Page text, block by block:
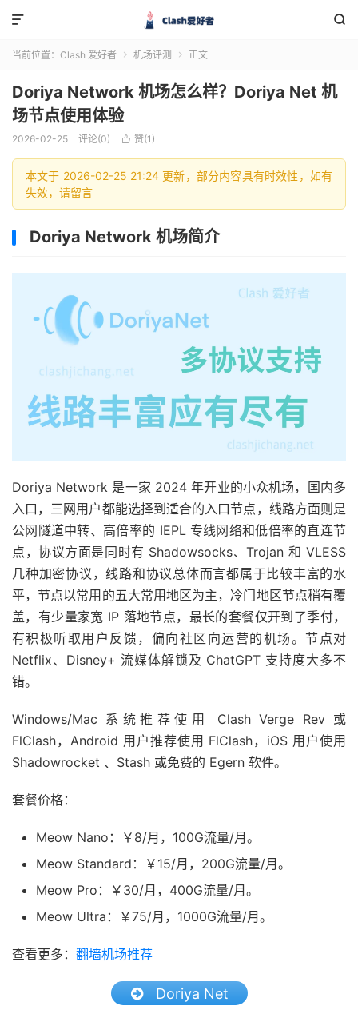


当前位置： Clash 爱好者  机场评测  正文
Doriya Network 机场怎么样？Doriya Net 机
场节点使用体验
2026-02-25 评论(0)  赞(1 )
本文于 2026-02-25 21:24 更新，部分内容具有时效性，如有
失效，请留言
Doriya Network 机场简介
Doriya Network 是一家 2024 年开业的小众机场，国内多
入口，三网用户都能选择到适合的入口节点，线路方面则是
公网隧道中转、高倍率的 IEPL 专线网络和低倍率的直连节
点，协议方面是同时有 Shadowsocks、Trojan 和 VLESS
几种加密协议，线路和协议总体而言都属于比较丰富的水
平，节点以常用的五大常用地区为主，冷门地区节点稍有覆
盖，有少量家宽 IP 落地节点，最长的套餐仅开到了季付，
有积极听取用户反馈，偏向社区向运营的机场。节点对
Netflix、Disney+ 流媒体解锁及 ChatGPT 支持度大多不
错。
Windows/Mac 系统推荐使用 Clash Verge Rev 或
FlClash，Android 用户推荐使用 FlClash，iOS 用户使用
Shadowrocket 、Stash 或免费的 Egern 软件。
套餐价格：
Meow Nano：￥8/月，100G流量/月。
Meow Standard：￥15/月，200G流量/月。
Meow Pro：￥30/月，400G流量/月。
Meow Ultra：￥75/月，1000G流量/月。
查看更多： 翻墙机场推荐
Doriya Net